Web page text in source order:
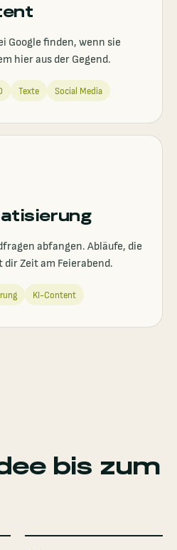
Google finden, wenn sie
hier aus der Gegend.
Texte Social Media
abfangen. Abläufe, die
Zeit am Feierabend.
KI-Content
bis zum